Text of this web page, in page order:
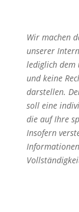
Wir machen
unserer
lediglich dem
und keine
darstellen.
soll eine
die auf Ihre
Insofern